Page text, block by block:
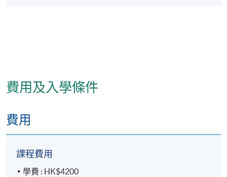
費用及入學條件
費用
課程費用
學費 : HK$4200